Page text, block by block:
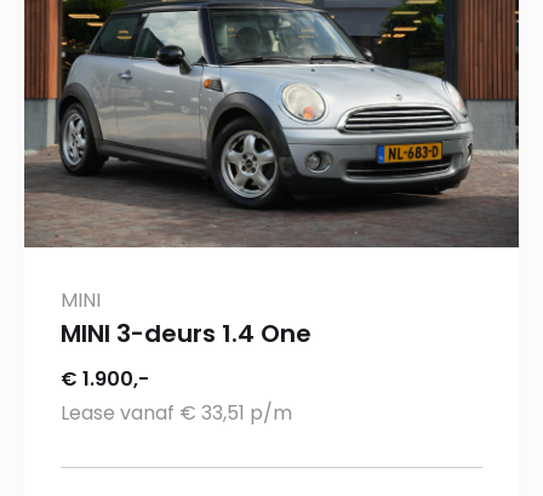
MINI
MINI 3-deurs 1.4 One
€ 1.900,-
Lease vanaf € 33,51 p/m